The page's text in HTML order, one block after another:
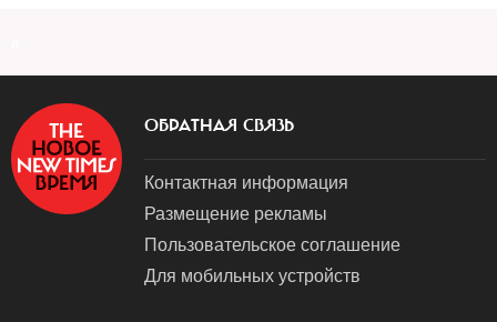
ОБРАТНАЯ СВЯЗЬ
Контактная информация
Размещение рекламы
Пользовательское соглашение
Для мобильных устройств